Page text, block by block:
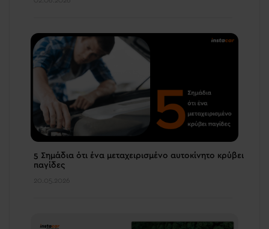
5 Σημάδια ότι ένα μεταχειρισμένο αυτοκίνητο κρύβει
παγίδες
20.05.2026